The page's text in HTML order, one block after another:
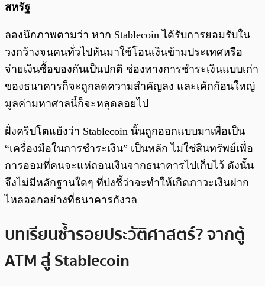
สหรัฐ
ลองนึกภาพตามว่า หาก Stablecoin ได้รับการยอมรับใน
วงกว้างจนคนทั่วไปหันมาใช้โอนเงินข้ามประเทศหรือ
จ่ายเงินซื้อของกันเป็นปกติ ช่องทางการชำระเงินแบบเก่า
ของธนาคารก็จะถูกลดความสำคัญลง และเค้กก้อนใหญ่
มูลค่ามหาศาลนี้ก็จะหลุดลอยไป
ฝั่งคริปโตแย้งว่า Stablecoin นั้นถูกออกแบบมาเพื่อเป็น
“เครื่องมือในการชำระเงิน” เป็นหลัก ไม่ใช่สินทรัพย์เพื่อ
การออมที่คนจะแห่ถอนเงินจากธนาคารไปเก็บไว้ ดังนั้น
จึงไม่มีหลักฐานใดๆ ที่บ่งชี้ว่าจะทำให้เกิดภาวะเงินฝาก
ไหลออกอย่างที่ธนาคารกังวล
บทเรียนซ้ำรอยประวัติศาสตร์? จากตู้
ATM สู่ Stablecoin